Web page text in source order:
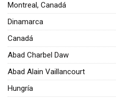
Montreal, Canadá
Dinamarca
Canadá
Abad Charbel Daw
Abad Alain Vaillancourt
Hungría